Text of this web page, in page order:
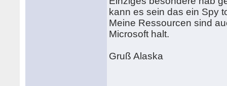
kann es sein das ein Spy
Meine Ressourcen sind
Microsoft halt.
Gruß Alaska